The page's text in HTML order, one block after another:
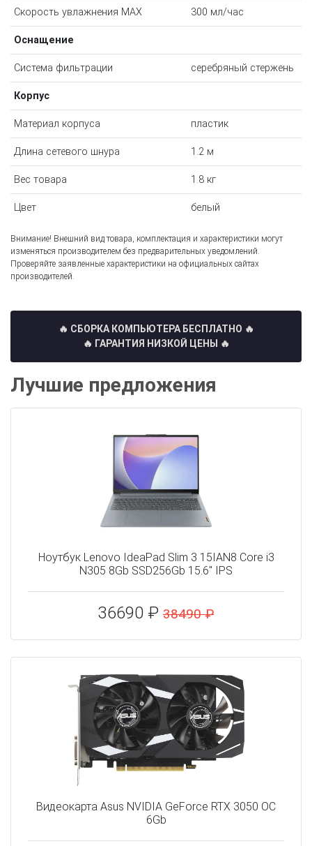
Скорость увлажнения MAX 300 мл/час
Оснащение
Система фильтрации серебряный стержень
Корпус
Материал корпуса пластик
Длина сетевого шнура 1.2 м
Вес товара 1.8 кг
Цвет белый
Внимание! Внешний вид товара, комплектация и характеристики могут
изменяться производителем без предварительных уведомлений.
Проверяйте заявленные характеристики на официальных сайтах
производителей.
🔥 СБОРКА КОМПЬЮТЕРА БЕСПЛАТНО 🔥
🔥 ГАРАНТИЯ НИЗКОЙ ЦЕНЫ 🔥
Лучшие предложения
Ноутбук Lenovo IdeaPad Slim 3 15IAN8 Core i3
N305 8Gb SSD256Gb 15.6" IPS
36690 ₽ 38490 ₽
Видеокарта Asus NVIDIA GeForce RTX 3050 OC
6Gb